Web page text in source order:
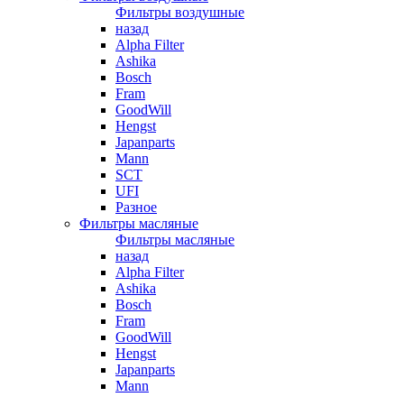
Фильтры воздушные
назад
Alpha Filter
Ashika
Bosch
Fram
GoodWill
Hengst
Japanparts
Mann
SCT
UFI
Разное
Фильтры масляные
Фильтры масляные
назад
Alpha Filter
Ashika
Bosch
Fram
GoodWill
Hengst
Japanparts
Mann